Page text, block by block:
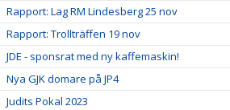
Rapport: Lag RM Lindesberg 25 nov
Rapport: Trollträffen 19 nov
JDE - sponsrat med ny kaffemaskin!
Nya GJK domare på JP4
Judits Pokal 2023